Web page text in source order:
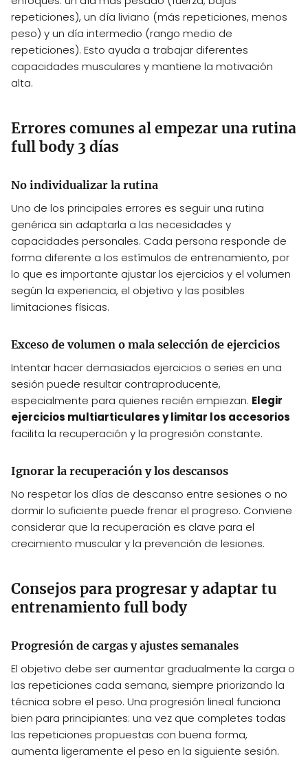
repeticiones), un día liviano (más repeticiones, menos
peso) y un día intermedio (rango medio de
repeticiones). Esto ayuda a trabajar diferentes
capacidades musculares y mantiene la motivación
alta.
Errores comunes al empezar una rutina
full body 3 días
No individualizar la rutina
Uno de los principales errores es seguir una rutina
genérica sin adaptarla a las necesidades y
capacidades personales. Cada persona responde de
forma diferente a los estímulos de entrenamiento, por
lo que es importante ajustar los ejercicios y el volumen
según la experiencia, el objetivo y las posibles
limitaciones físicas.
Exceso de volumen o mala selección de ejercicios
Intentar hacer demasiados ejercicios o series en una
sesión puede resultar contraproducente,
especialmente para quienes recién empiezan. Elegir
ejercicios multiarticulares y limitar los accesorios
facilita la recuperación y la progresión constante.
Ignorar la recuperación y los descansos
No respetar los días de descanso entre sesiones o no
dormir lo suficiente puede frenar el progreso. Conviene
considerar que la recuperación es clave para el
crecimiento muscular y la prevención de lesiones.
Consejos para progresar y adaptar tu
entrenamiento full body
Progresión de cargas y ajustes semanales
El objetivo debe ser aumentar gradualmente la carga o
las repeticiones cada semana, siempre priorizando la
técnica sobre el peso. Una progresión lineal funciona
bien para principiantes: una vez que completes todas
las repeticiones propuestas con buena forma,
aumenta ligeramente el peso en la siguiente sesión.